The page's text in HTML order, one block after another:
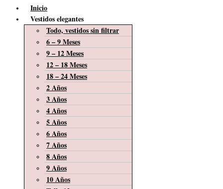
Inicio
Vestidos elegantes
Todo, vestidos sin filtrar
6 – 9 Meses
9 – 12 Meses
12 – 18 Meses
18 – 24 Meses
2 Años
3 Años
4 Años
5 Años
6 Años
7 Años
8 Años
9 Años
10 Años